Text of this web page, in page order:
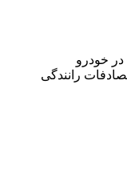
در خودرو
رانندگی